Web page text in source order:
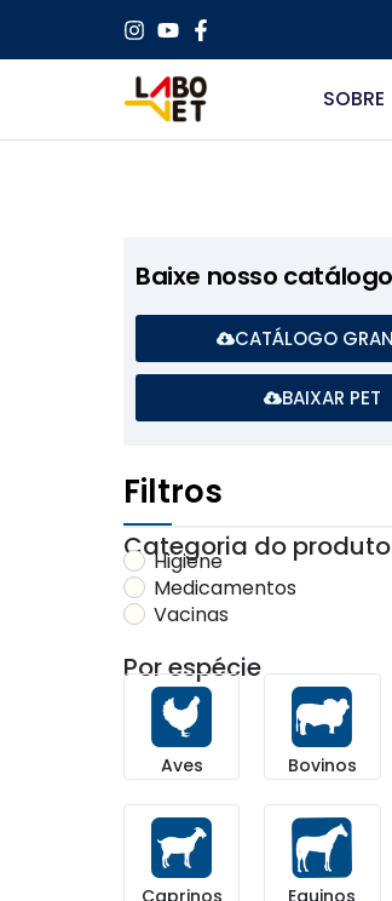
SOBRE
Baixe nosso catálogo
CATÁLOGO
BAIXAR PET
Filtros
Categoria do produto​
Higiene
Medicamentos
Vacinas
Por espécie
Aves Bovinos
Caprinos Equinos